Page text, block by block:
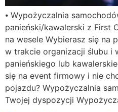
⦁ Wypożyczalnia
panieński/kawalerski z First
na wesele Wybierasz się na
w trakcie organizacji ślubu i
panieńskiego lub
się na event firmowy i nie
pojazdu? Wypożyczalnia
Twojej dyspozycji